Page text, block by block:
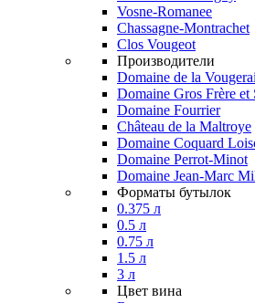
Vosne-Romanee
Chassagne-Montrachet
Clos Vougeot
Производители
Domaine de la
Domaine Gros Frère
Domaine Fourrier
Château de la Maltroye
Domaine Coquard
Domaine Perrot-Minot
Domaine Jean-Marc
Форматы бутылок
0.375 л
0.5 л
0.75 л
1.5 л
3 л
Цвет вина